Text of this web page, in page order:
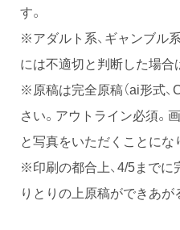
す。
※アダルト系、ギャンブル
には不適切と判断した場合
※原稿は完全原稿（ai形式
さい。アウトライン必須。
と写真をいただくことにな
※印刷の都合上、4/5までに
りとりの上原稿ができあが